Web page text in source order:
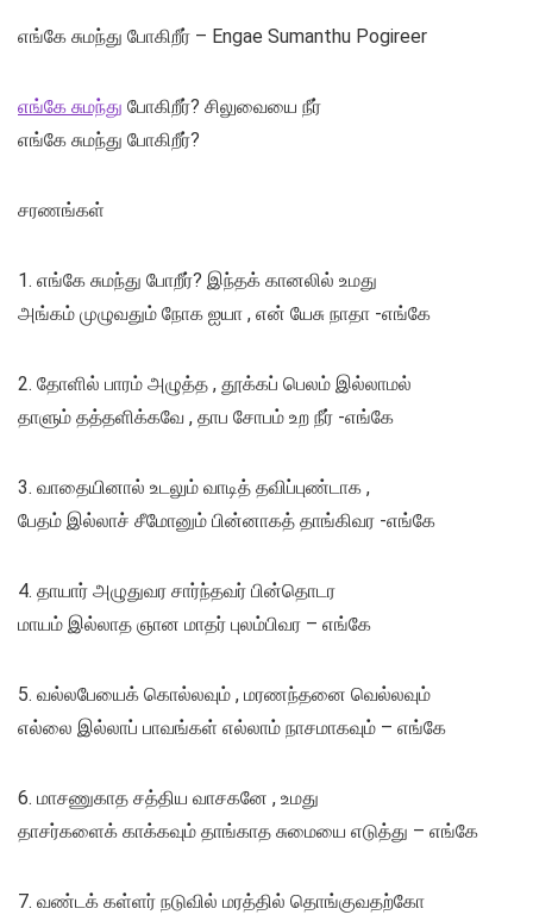
எங்கே சுமந்து போகிறீர் – Engae Sumanthu Pogireer
எங்கே சுமந்து போகிறீர்? சிலுவையை நீர்
எங்கே சுமந்து போகிறீர்?
சரணங்கள்
1. எங்கே சுமந்து போறீர்? இந்தக் கானலில் உமது
அங்கம் முழுவதும் நோக ஐயா , என் யேசு நாதா -எங்கே
2. தோளில் பாரம் அழுத்த , தூக்கப் பெலம் இல்லாமல்
தாளும் தத்தளிக்கவே , தாப சோபம் உற நீர் -எங்கே
3. வாதையினால் உடலும் வாடித் தவிப்புண்டாக ,
பேதம் இல்லாச் சீமோனும் பின்னாகத் தாங்கிவர -எங்கே
4. தாயார் அழுதுவர சார்ந்தவர் பின்தொடர
மாயம் இல்லாத ஞான மாதர் புலம்பிவர – எங்கே
5. வல்லபேயைக் கொல்லவும் , மரணந்தனை வெல்லவும்
எல்லை இல்லாப் பாவங்கள் எல்லாம் நாசமாகவும் – எங்கே
6. மாசணுகாத சத்திய வாசகனே , உமது
தாசர்களைக் காக்கவும் தாங்காத சுமையை எடுத்து – எங்கே
7. வண்டக் கள்ளர் நடுவில் மரத்தில் தொங்குவதற்கோ